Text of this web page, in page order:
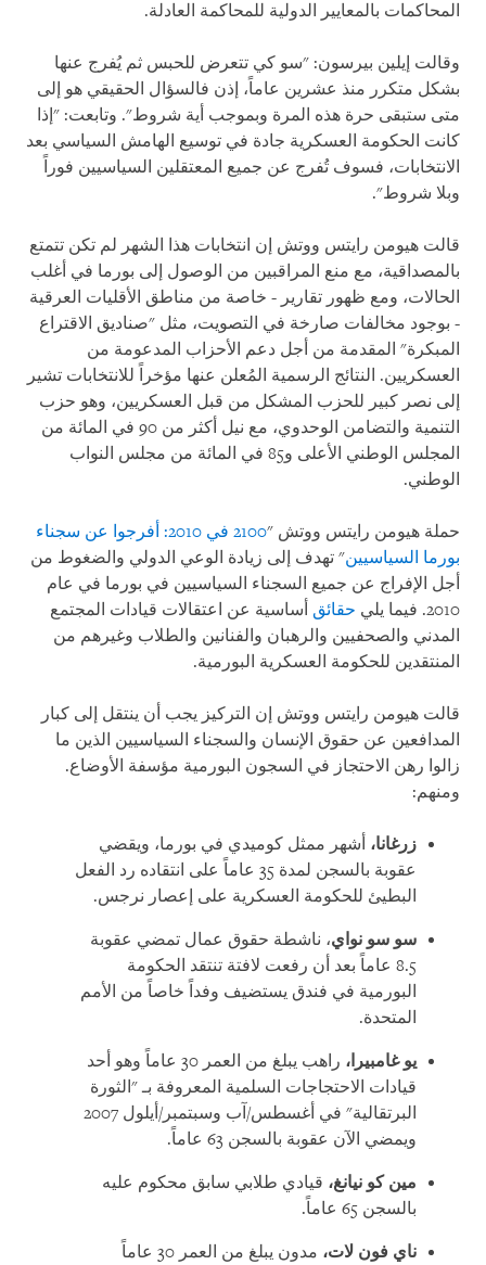
المحاكمات بالمعايير الدولية للمحاكمة العادلة.
وقالت إيلين بيرسون: "سو كي تتعرض للحبس ثم يُفرج عنها
بشكل متكرر منذ عشرين عاماً، إذن فالسؤال الحقيقي هو إلى
متى ستبقى حرة هذه المرة وبموجب أية شروط". وتابعت: "إذا
كانت الحكومة العسكرية جادة في توسيع الهامش السياسي بعد
الانتخابات، فسوف تُفرج عن جميع المعتقلين السياسيين فوراً
وبلا شروط".
قالت هيومن رايتس ووتش إن انتخابات هذا الشهر لم تكن تتمتع
بالمصداقية، مع منع المراقبين من الوصول إلى بورما في أغلب
الحالات، ومع ظهور تقارير - خاصة من مناطق الأقليات العرقية
- بوجود مخالفات صارخة في التصويت، مثل "صناديق الاقتراع
المبكرة" المقدمة من أجل دعم الأحزاب المدعومة من
العسكريين. النتائج الرسمية المُعلن عنها مؤخراً للانتخابات تشير
إلى نصر كبير للحزب المشكل من قبل العسكريين، وهو حزب
التنمية والتضامن الوحدوي، مع نيل أكثر من 90 في المائة من
المجلس الوطني الأعلى و85 في المائة من مجلس النواب
الوطني.
حملة هيومن رايتس ووتش "
2100 في 2010: أفرجوا عن سجناء
بورما السياسيين" تهدف إلى زيادة الوعي الدولي والضغوط من
أجل الإفراج عن جميع السجناء السياسيين في بورما في عام
2010. فيما يلي
حقائق أساسية عن اعتقالات قيادات المجتمع
المدني والصحفيين والرهبان والفنانين والطلاب وغيرهم من
المنتقدين للحكومة العسكرية البورمية.
قالت هيومن رايتس ووتش إن التركيز يجب أن ينتقل إلى كبار
المدافعين عن حقوق الإنسان والسجناء السياسيين الذين ما
زالوا رهن الاحتجاز في السجون البورمية مؤسفة الأوضاع.
ومنهم:
زرغانا، أشهر ممثل كوميدي في بورما، ويقضي
عقوبة بالسجن لمدة 35 عاماً على انتقاده رد الفعل
البطيئ للحكومة العسكرية على إعصار نرجس.
سو سو نواي، ناشطة حقوق عمال تمضي عقوبة
8.5 عاماً بعد أن رفعت لافتة تنتقد الحكومة
البورمية في فندق يستضيف وفداً خاصاً من الأمم
المتحدة.
يو غامبيرا،
راهب يبلغ من العمر 30 عاماً وهو أحد
قيادات الاحتجاجات السلمية المعروفة بـ "الثورة
البرتقالية" في أغسطس/آب وسبتمبر/أيلول 2007
ويمضي الآن عقوبة بالسجن 63 عاماً.
مين كو نيانغ، قيادي طلابي سابق محكوم عليه
بالسجن 65 عاماً.
ناي فون لات، مدون يبلغ من العمر 30 عاماً